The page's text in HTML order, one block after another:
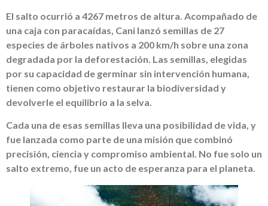
El salto ocurrió a 4267 metros de altura. Acompañado de
una caja con paracaídas, Cani lanzó semillas de 27
especies de árboles nativos a 200 km/h sobre una zona
degradada por la deforestación. Las semillas, elegidas
por su capacidad de germinar sin intervención humana,
tienen como objetivo restaurar la biodiversidad y
devolverle el equilibrio a la selva.
Cada una de esas semillas lleva una posibilidad de vida, y
fue lanzada como parte de una misión que combinó
precisión, ciencia y compromiso ambiental. No fue solo un
salto extremo, fue un acto de esperanza para el planeta.